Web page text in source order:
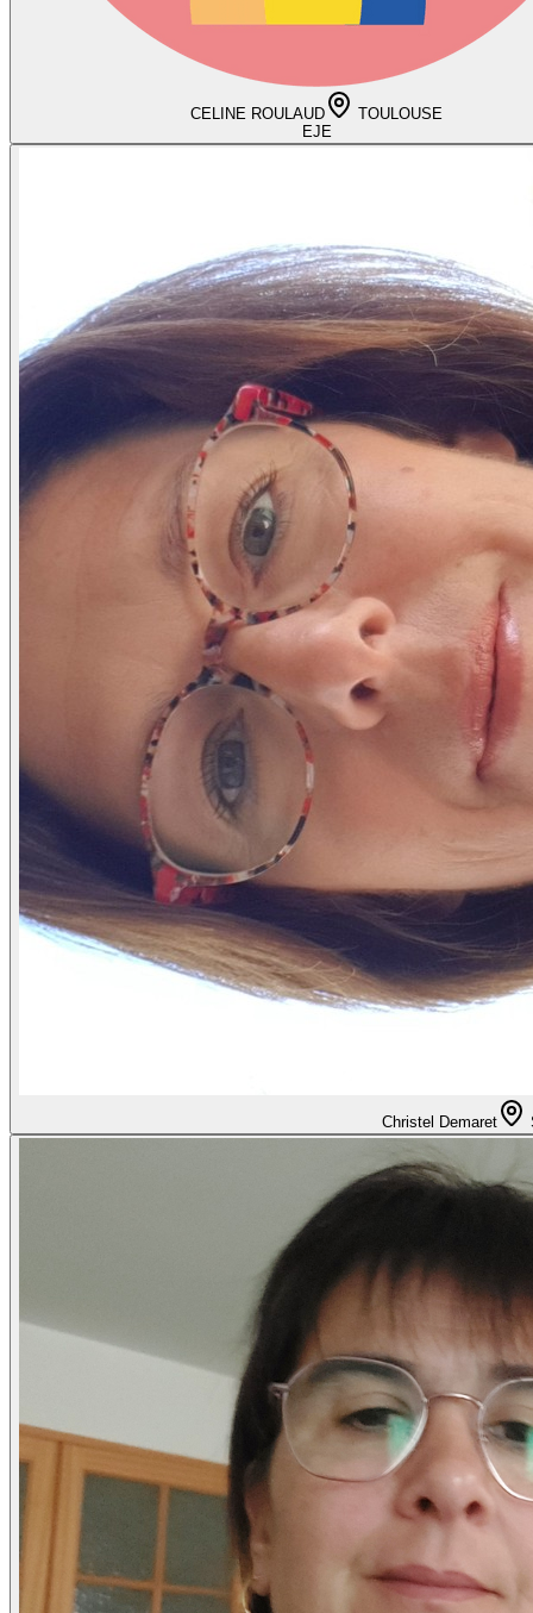
CELINE ROULAUD
TOULOUSE
EJE
Christel Demaret